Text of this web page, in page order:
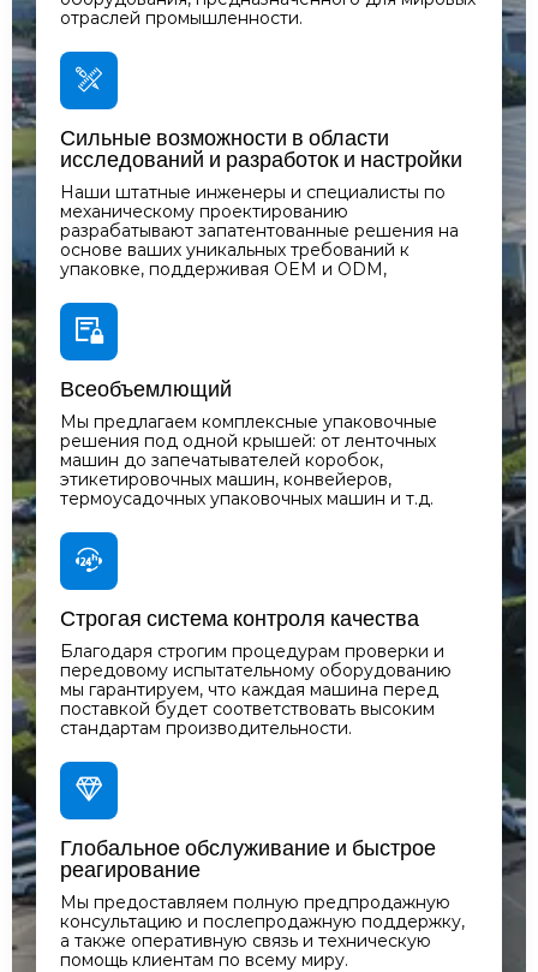
отраслей промышленности.
Сильные возможности в области
исследований и разработок и настройки
Наши штатные инженеры и специалисты по
механическому проектированию
разрабатывают запатентованные решения на
основе ваших уникальных требований к
упаковке, поддерживая OEM и ODM,
Всеобъемлющий
Мы предлагаем комплексные упаковочные
решения под одной крышей: от ленточных
машин до запечатывателей коробок,
этикетировочных машин, конвейеров,
термоусадочных упаковочных машин и т.д.
Строгая система контроля качества
Благодаря строгим процедурам проверки и
передовому испытательному оборудованию
мы гарантируем, что каждая машина перед
поставкой будет соответствовать высоким
стандартам производительности.
Глобальное обслуживание и быстрое
реагирование
Мы предоставляем полную предпродажную
консультацию и послепродажную поддержку,
а также оперативную связь и техническую
помощь клиентам по всему миру.